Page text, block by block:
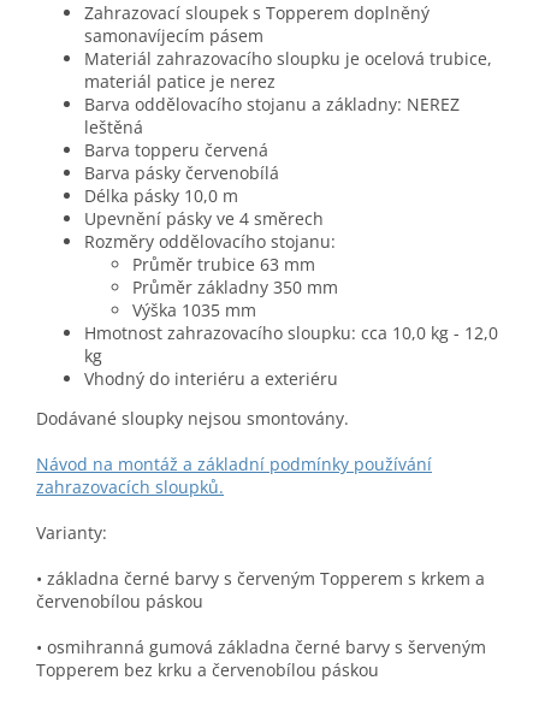
Zahrazovací sloupek s Topperem doplněný
samonavíjecím pásem
Materiál zahrazovacího sloupku je ocelová trubice,
materiál patice je nerez
Barva oddělovacího stojanu a základny: NEREZ
leštěná
Barva topperu červená
Barva pásky červenobílá
Délka pásky 10,0 m
Upevnění pásky ve 4 směrech
Rozměry oddělovacího stojanu:
Průměr trubice 63 mm
Průměr základny 350 mm
Výška 1035 mm
Hmotnost zahrazovacího sloupku: cca 10,0 kg - 12,0
kg
Vhodný do interiéru a exteriéru
Dodávané sloupky nejsou smontovány.
Návod na montáž a základní podmínky používání
zahrazovacích sloupků.
Varianty:
• základna černé barvy s červeným Topperem s krkem a
červenobílou páskou
• osmihranná gumová základna černé barvy s šerveným
Topperem bez krku a červenobílou páskou